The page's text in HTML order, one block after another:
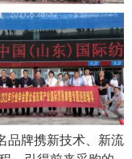
品牌携新技术、新流